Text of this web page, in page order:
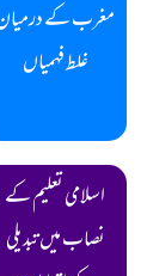
مغرب کے
غلط فہمیاں
اسلامی تعلیم کے
نصاب میں تبدیلی